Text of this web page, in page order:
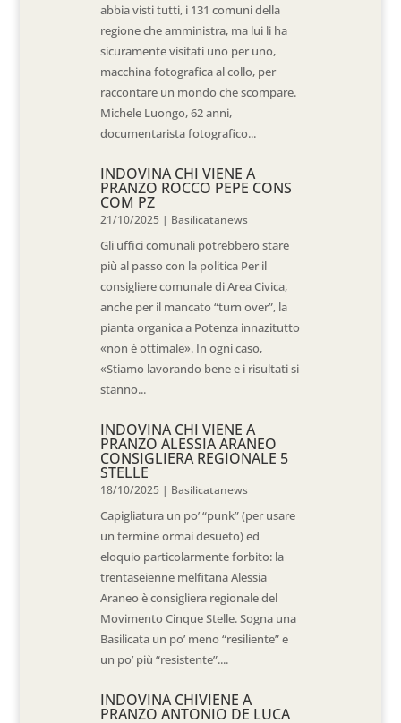
abbia visti tutti, i 131 comuni della
regione che amministra, ma lui li ha
sicuramente visitati uno per uno,
macchina fotografica al collo, per
raccontare un mondo che scompare.
Michele Luongo, 62 anni,
documentarista fotografico...
INDOVINA CHI VIENE A
PRANZO ROCCO PEPE CONS
COM PZ
21/10/2025 | Basilicatanews
Gli uffici comunali potrebbero stare
più al passo con la politica Per il
consigliere comunale di Area Civica,
anche per il mancato “turn over”, la
pianta organica a Potenza innazitutto
«non è ottimale». In ogni caso,
«Stiamo lavorando bene e i risultati si
stanno...
INDOVINA CHI VIENE A
PRANZO ALESSIA ARANEO
CONSIGLIERA REGIONALE 5
STELLE
18/10/2025 | Basilicatanews
Capigliatura un po’ “punk” (per usare
un termine ormai desueto) ed
eloquio particolarmente forbito: la
trentaseienne melfitana Alessia
Araneo è consigliera regionale del
Movimento Cinque Stelle. Sogna una
Basilicata un po’ meno “resiliente” e
un po’ più “resistente”....
INDOVINA CHIVIENE A
PRANZO ANTONIO DE LUCA